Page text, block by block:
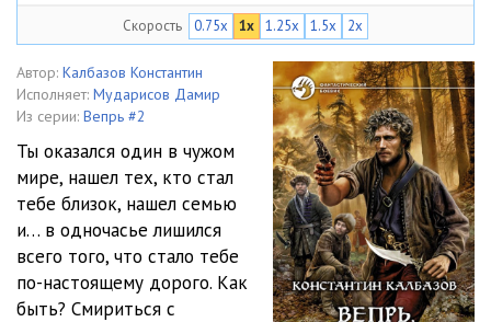
06 1:38:22
07 1:45:06
08 1:04:43
Скорость 0.75x 1x 1.25x 1.5x 2x
Автор: Калбазов Константин
Исполняет: Мударисов Дамир
Из серии: Вепрь #2
Ты оказался один в чужом
мире, нашел тех, кто стал
тебе близок, нашел семью
и… в одночасье лишился
всего того, что стало тебе
по-настоящему дорого. Как
быть? Смириться с